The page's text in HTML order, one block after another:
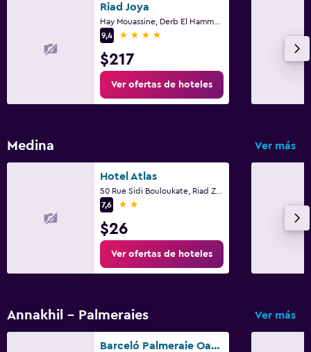
Riad Joya
9,4
4 estrellas
$217
Ver ofertas de hoteles
Medina Ver más
Hotel Atlas
7,6
2 estrellas
$26
Ver ofertas de hoteles
Annakhil - Palmeraies Ver más
Barceló Palmeraie Oasis Resort